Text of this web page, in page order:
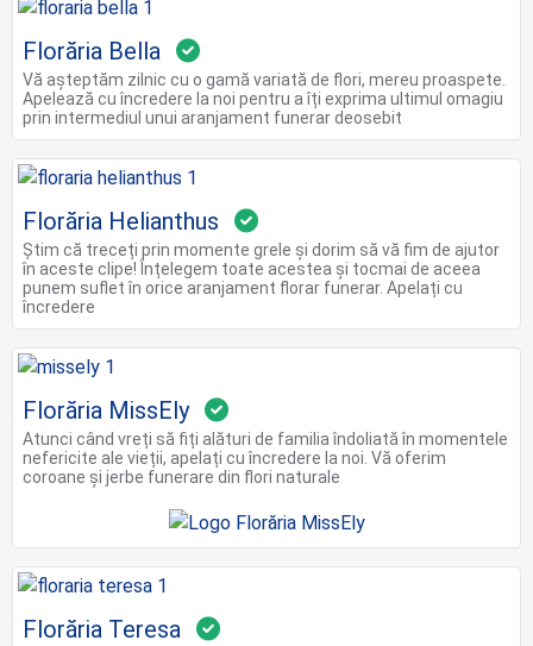
Florăria Bella
Vă așteptăm zilnic cu o gamă variată de flori, mereu proaspete.
Apelează cu încredere la noi pentru a îți exprima ultimul omagiu
prin intermediul unui aranjament funerar deosebit
Florăria Helianthus
Știm că treceți prin momente grele și dorim să vă fim de ajutor
în aceste clipe! Înțelegem toate acestea și tocmai de aceea
punem suflet în orice aranjament florar funerar. Apelați cu
încredere
Florăria MissEly
Atunci când vreți să fiți alături de familia îndoliată în momentele
nefericite ale vieții, apelați cu încredere la noi. Vă oferim
coroane și jerbe funerare din flori naturale
Florăria Teresa